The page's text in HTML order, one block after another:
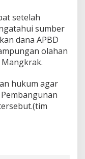
setelah
sumber
dana APBD
olahan
Mangkrak.
hukum agar